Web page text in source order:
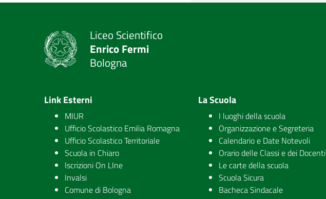
Liceo Scientifico
Enrico Fermi
Bologna
Link Esterni
MIUR
Ufficio Scolastico Emilia Romagna
Ufficio Scolastico Territoriale
Scuola in Chiaro
Iscrizioni On LIne
Invalsi
Comune di Bologna
La Scuola
I luoghi della scuola
Organizzazione e Segreteria
Calendario e Date Notevoli
Orario delle Classi e dei Docenti
Le carte della scuola
Scuola Sicura
Bacheca Sindacale